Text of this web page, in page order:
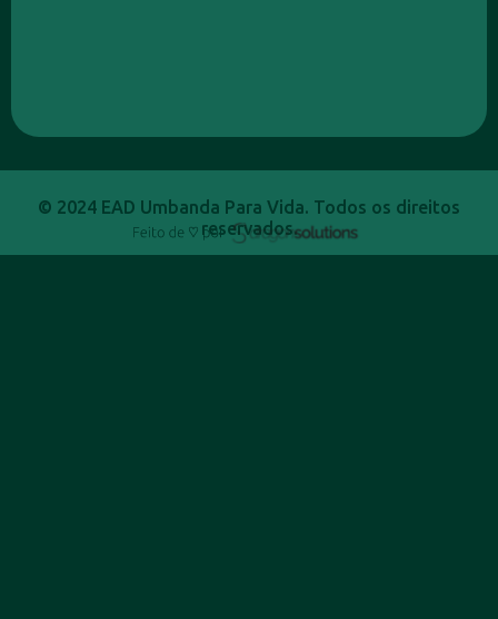
© 2024 EAD Umbanda Para Vida. Todos os direitos
reservados.